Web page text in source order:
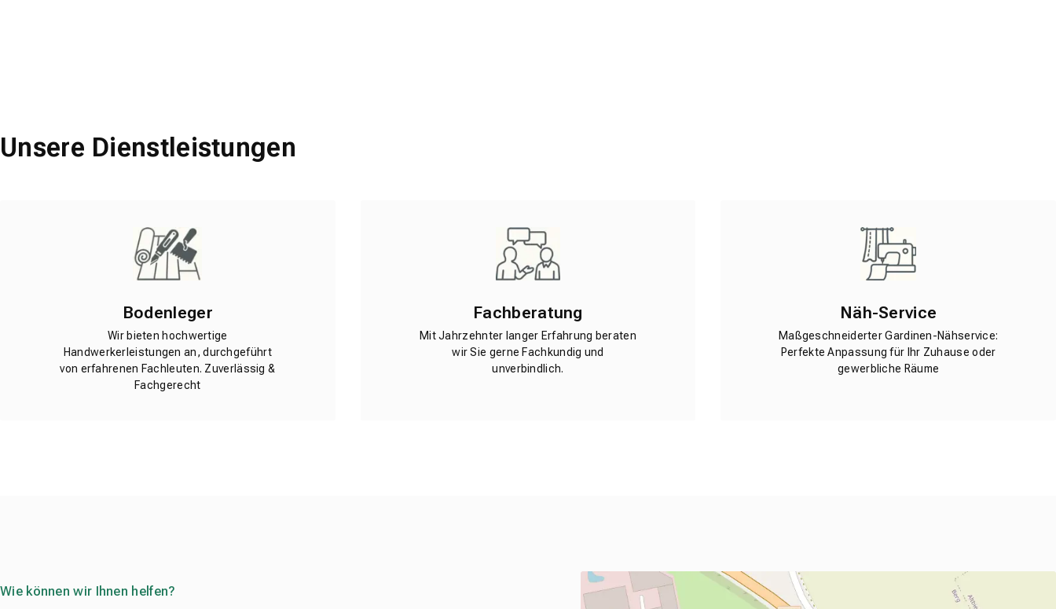
Unsere Dienstleistungen
Bodenleger
Wir bieten hochwertige
Handwerkerleistungen an, durchgeführt
von erfahrenen Fachleuten. Zuverlässig &
Fachgerecht
Fachberatung
Mit Jahrzehnter langer Erfahrung beraten
wir Sie gerne Fachkundig und
unverbindlich.
Näh-Service
Maßgeschneiderter Gardinen-Nähservice:
Perfekte Anpassung für Ihr Zuhause oder
gewerbliche Räume
Wie können wir Ihnen helfen?